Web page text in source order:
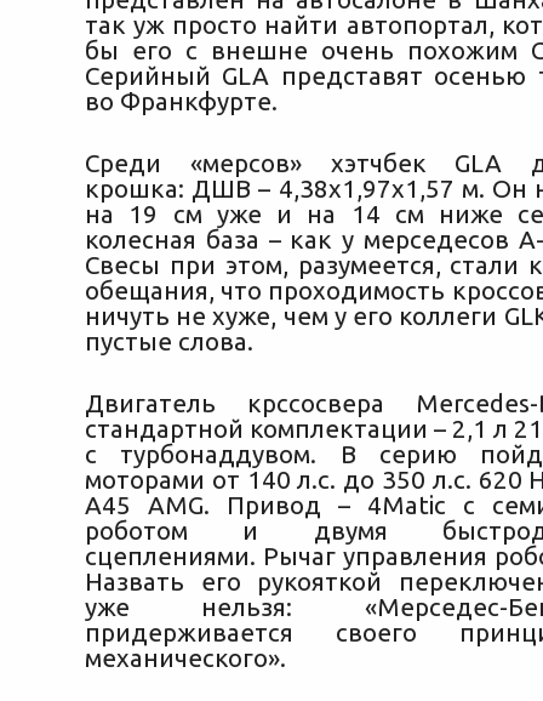
так уж просто найти автопортал,
бы его с внешне очень похожим
Серийный GLA представят осенью
во Франкфурте.
Среди «мерсов» хэтчбек GLA
крошка: ДШВ – 4,38х1,97х1,57 м. Он
на 19 см уже и на 14 см ниже
колесная база – как у мерседесов
Свесы при этом, разумеется, стали
обещания, что проходимость
ничуть не хуже, чем у его коллеги
пустые слова.
Двигатель крссосвера
стандартной комплектации – 2,1 л
с турбонаддувом. В серию
моторами от 140 л.с. до 350 л.с. 620
A45 AMG. Привод – 4Matic с
роботом и двумя
сцеплениями. Рычаг управления
Назвать его рукояткой
уже нельзя: «Мерседес-
придерживается своего
механического».